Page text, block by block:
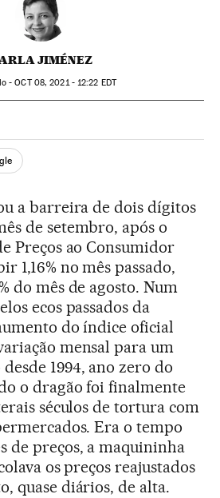
JIMÉNEZ
-OCT08, 2021 - 12:22 EDT
Twitter
Redes Sociales
a barreira de dois dígitos
de setembro, após o
Preços ao Consumidor
1,16% no mês passado,
do mês de agosto. Num
ecos passados da
do índice oficial
mensal para um
1994, ano zero do
o dragão foi finalmente
séculos de tortura com
Era o tempo
de preços, a maquininha
os preços reajustados
quase diários, de alta.